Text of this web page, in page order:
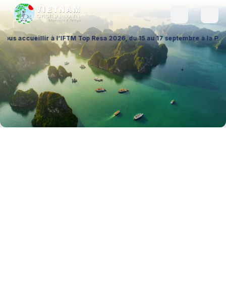
à l’IFTM Top Resa 2026, du 15 au 17 septembre à la Porte de